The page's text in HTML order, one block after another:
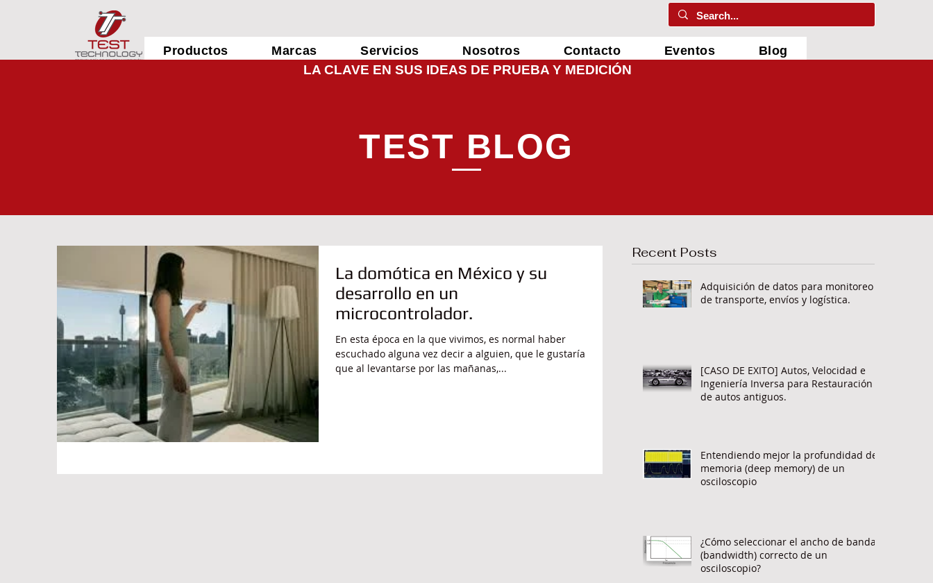
Productos Marcas Servicios Nosotros Contacto Eventos Blog
LA CLAVE EN SUS IDEAS DE PRUEBA Y MEDICIÓN
TEST BLOG
La domótica en México y su
desarrollo en un
microcontrolador.
En esta época en la que vivimos, es normal haber
escuchado alguna vez decir a alguien, que le gustaría
que al levantarse por las mañanas,...
Recent Posts
Adquisición de datos para monitoreo
de transporte, envíos y logística.
[CASO DE EXITO] Autos, Velocidad e
Ingeniería Inversa para Restauración
de autos antiguos.
Entendiendo mejor la profundidad de
memoria (deep memory) de un
osciloscopio
¿Cómo seleccionar el ancho de banda
(bandwidth) correcto de un
osciloscopio?